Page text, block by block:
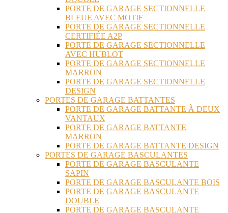
PORTE DE GARAGE SECTIONNELLE
BLEUE AVEC MOTIF
PORTE DE GARAGE SECTIONNELLE
CERTIFIÉE A2P
PORTE DE GARAGE SECTIONNELLE
AVEC HUBLOT
PORTE DE GARAGE SECTIONNELLE
MARRON
PORTE DE GARAGE SECTIONNELLE
DESIGN
PORTES DE GARAGE BATTANTES
PORTE DE GARAGE BATTANTE À DEUX
VANTAUX
PORTE DE GARAGE BATTANTE
MARRON
PORTE DE GARAGE BATTANTE DESIGN
PORTES DE GARAGE BASCULANTES
PORTE DE GARAGE BASCULANTE
SAPIN
PORTE DE GARAGE BASCULANTE BOIS
PORTE DE GARAGE BASCULANTE
DOUBLE
PORTE DE GARAGE BASCULANTE